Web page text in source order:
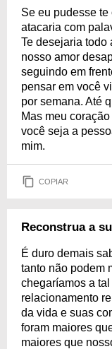
Se eu pudesse
atacaria com
Te desejaria todo
nosso amor
seguindo em
pensar em você
por semana. Até
Mas meu
você seja a
mim.
COPIAR
Reconstrua a
É duro demais
tanto não podem
chegaríamos a
relacionamento
da vida e suas
foram maiores
maiores que